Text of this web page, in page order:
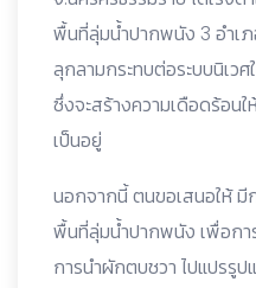
พื้นที่ลุ่มน้ำปากพนัง 3 อำเ
ลุกลามกระทบต่อระบบนิเว
ซึ่งจะสร้างความเดือดร้อน
เป็นอยู่
นอกจากนี้ ตนขอเสนอให้ มีก
พื้นที่ลุ่มน้ำปากพนัง เพื่อก
การนำผักตบชวา ไปแปรรูป